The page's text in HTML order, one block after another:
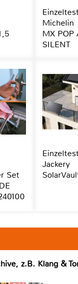
z.B. Klang &
Michelin
MX POP
SILENT
Set
Jackery